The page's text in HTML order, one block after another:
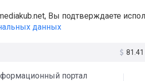
Вы подтверждаете
данных
81.41
портал